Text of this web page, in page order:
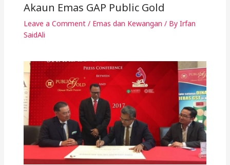
Akaun Emas GAP Public Gold
Leave a Comment / Emas dan Kewangan / By Irfan
SaidAli